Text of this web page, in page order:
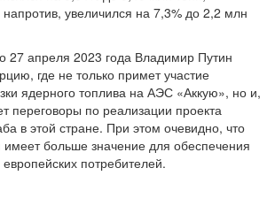
напротив, увеличился на 7,3% до 2,2 млн
27 апреля 2023 года Владимир Путин
где не только примет участие
ядерного топлива на АЭС «Аккую», но и,
переговоры по реализации проекта
в этой стране. При этом очевидно, что
имеет больше значение для обеспечения
потребителей.